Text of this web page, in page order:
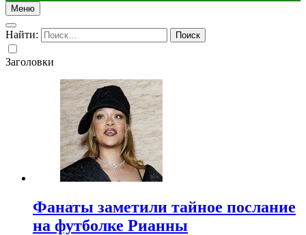
Меню
Найти:
Заголовки
Фанаты заметили тайное послание
на футболке Рианны